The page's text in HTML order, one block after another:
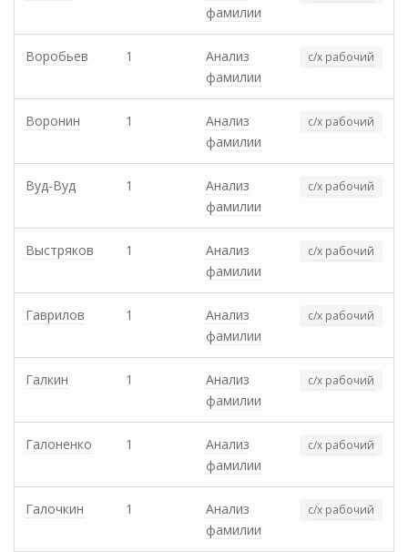
фамилии
Воробьев 1
Анализ
фамилии
с/х рабочий
Воронин 1
Анализ
фамилии
с/х рабочий
Вуд-Вуд 1
Анализ
фамилии
с/х рабочий
Выстряков 1
Анализ
фамилии
с/х рабочий
Гаврилов 1
Анализ
фамилии
с/х рабочий
Галкин 1
Анализ
фамилии
с/х рабочий
Галоненко 1
Анализ
фамилии
с/х рабочий
Галочкин 1
Анализ
фамилии
с/х рабочий